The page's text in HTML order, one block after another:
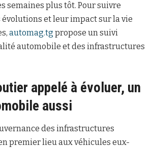
semaines plus tôt. Pour suivre
évolutions et leur impact sur la vie
automag.tg propose un suivi
automobile et des infrastructures
appelé à évoluer, un
aussi
des infrastructures
premier lieu aux véhicules eux-